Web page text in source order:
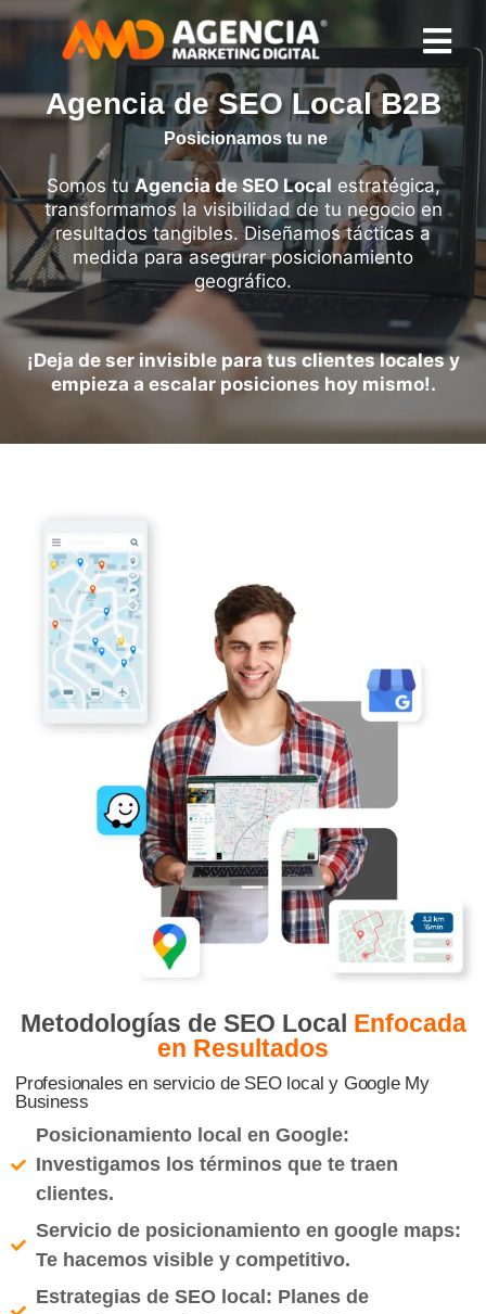
Agencia de SEO Local B2B
P o namos tu negoci o en Goo g
Somos tuAgencia de SEO Local estratégica,
transformamos la visibilidad de tu negocio en
resultados tangibles. Diseñamos tácticas a
medida para asegurar posicionamiento
geográfico.
¡Deja de ser invisible para tus clientes locales y
empieza a escalar posiciones hoy mismo!.
Metodologías de SEO Local Enfocada
en Resultados
Profesionales en servicio de SEO local y Google My
Business
Posicionamiento local en Google:
Investigamos los términos que te traen
clientes.
Servicio de posicionamiento en google maps:
Te hacemos visible y competitivo.
Estrategias de SEO local: Planes de